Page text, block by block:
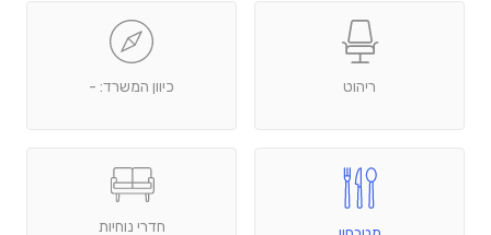
ריהוט כיוון המשרד: -
חדרי נוחיות